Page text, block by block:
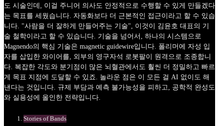
도 시술인데, 이걸 주니어 의사도 안정적으로 수행할 수 있게 만들겠다
는 목표를 세웠습니다. 자동화보다 더 근본적인 접근이라고 할 수 있습
니다. "사람을 더 잘하게 만들어주는 기술", 이것이 김윤호 대표의 기
술 철학이라고 할 수 있습니다. 기술을 넘어서, 하나의 시스템으로
Magnendo의 핵심 기술은 magnetic guidewire입니다. 폴리머에 자성 입
자를 삽입한 와이어를, 외부의 영구자석 로봇팔이 원격으로 조종합니
다. 복잡한 각도와 분기점이 많은 뇌혈관에서도 훨씬 더 정밀하고 빠르
게 목표 지점에 도달할 수 있죠. 놀라운 점은 이 모든 걸 AI 없이도 해
낸다는 것입니다. 규제 부담과 예측 불가능성을 피하고, 공학적 완성도
와 실용성에 올인한 전략입니다.
Stories of Bands